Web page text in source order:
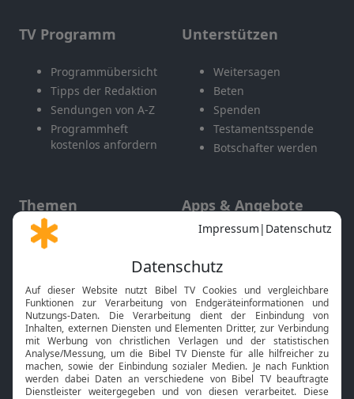
TV Programm
Programmübersicht
Tipps der Redaktion
Sendungen von A-Z
Programmheft
kostenlos anfordern
Unterstützen
Weitersagen
Beten
Spenden
Testamentsspende
Botschafter werden
Themen
Gott und Bibel erklärt
Neuigkeiten
Apps & Angebote
Mobile App
Smart TV
HbbTV
Bibelthek Online-Bibel
Nächster Gottesdienst